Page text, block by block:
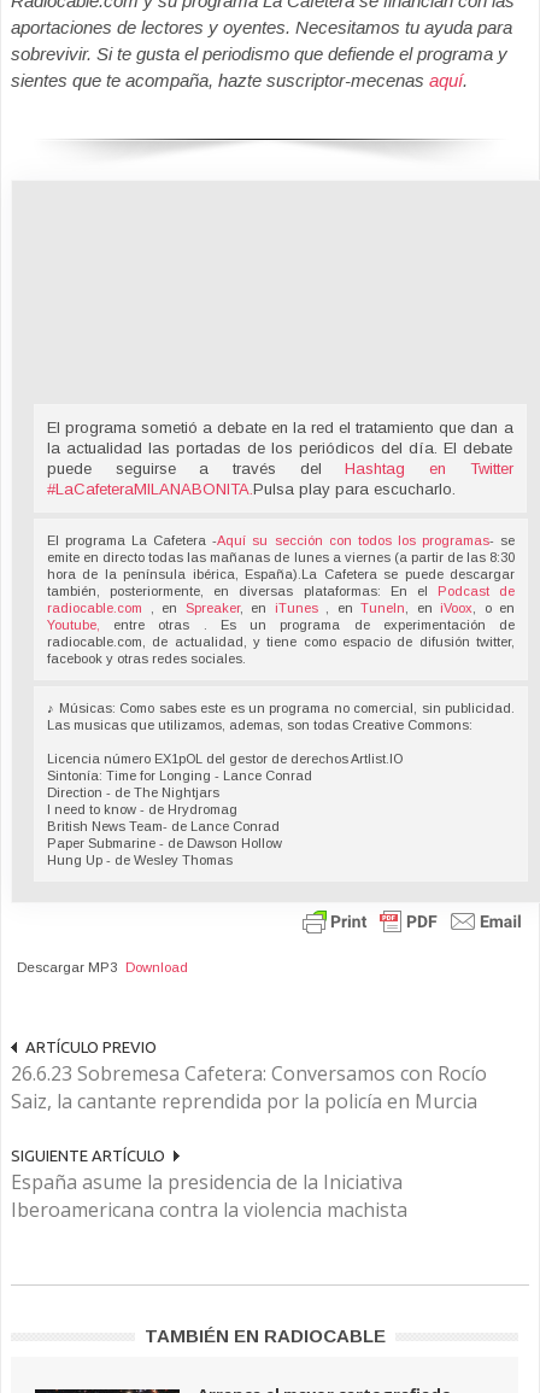
aportaciones de lectores y oyentes. Necesitamos tu ayuda para
sobrevivir. Si te gusta el periodismo que defiende el programa y
sientes que te acompaña, hazte suscriptor-mecenas aquí.
El programa sometió a debate en la red el tratamiento que dan a
la actualidad las portadas de los periódicos del día. El debate
puede seguirse a través delHashtag en Twitter
#LaCafeteraMILANABONITA.Pulsa play para escucharlo.
El programa La Cafetera -Aquí su sección con todos los programas- se
emite en directo todas las mañanas de lunes a viernes (a partir de las 8:30
hora de la península ibérica, España).La Cafetera se puede descargar
también, posteriormente, en diversas plataformas: En el
Podcast de
radiocable.com
, en Spreaker, en iTunes , enTuneIn , en iVoox , o en
Youtube,
entre otras . Es un programa de experimentación de
radiocable.com, de actualidad, y tiene como espacio de difusión twitter,
facebook y otras redes sociales.
♪ Músicas: Como sabes este es un programa no comercial, sin publicidad.
Las musicas que utilizamos, ademas, son todas Creative Commons:
Licencia número EX1pOL del gestor de derechos Artlist.IO
Sintonía: Time for Longing - Lance Conrad
Direction - de The Nightjars
I need to know - de Hrydromag
British News Team- de Lance Conrad
Paper Submarine - de Dawson Hollow
Hung Up - de Wesley Thomas
Descargar MP3 Download
ARTÍCULO PREVIO
26.6.23 Sobremesa Cafetera: Conversamos con Rocío
Saiz, la cantante reprendida por la policía en Murcia
SIGUIENTE ARTÍCULO
España asume la presidencia de la Iniciativa
Iberoamericana contra la violencia machista
TAMBIÉN EN RADIOCABLE